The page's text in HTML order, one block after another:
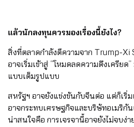
แล้วนักลงทุนควรมองเรื่องนี้ยังไง?
สิ่งที่ตลาดกำลังตีความจาก Trump-Xi
อาจเริ่มเข้าสู่ “โหมดลดความตึงเครียด
แบบเต็มรูปแบบ
สหรัฐฯ อาจยังแข่งขันกับจีนต่อ แต่ก็เริ่
อาจกระทบเศรษฐกิจและบริษัทอเมริกั
น่าสนใจคือ การเจรจานี้อาจยังไม่จบง่า